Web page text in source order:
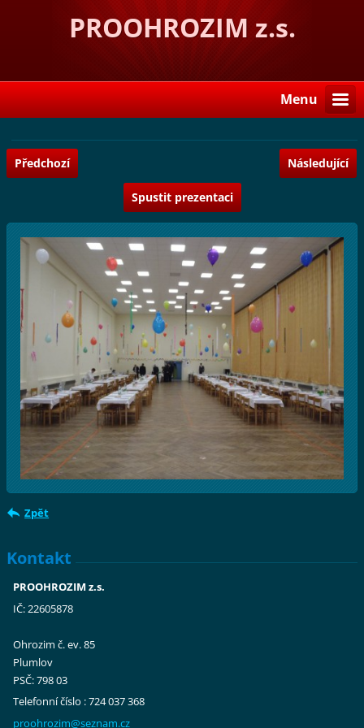
PROOHROZIM z.s.
Menu
Předchozí Následující
Spustit prezentaci
Zpět
Kontakt
PROOHROZIM z.s.
IČ: 22605878
Ohrozim č. ev. 85
Plumlov
PSČ: 798 03
Telefonní číslo : 724 037 368
proohrozim@seznam.cz